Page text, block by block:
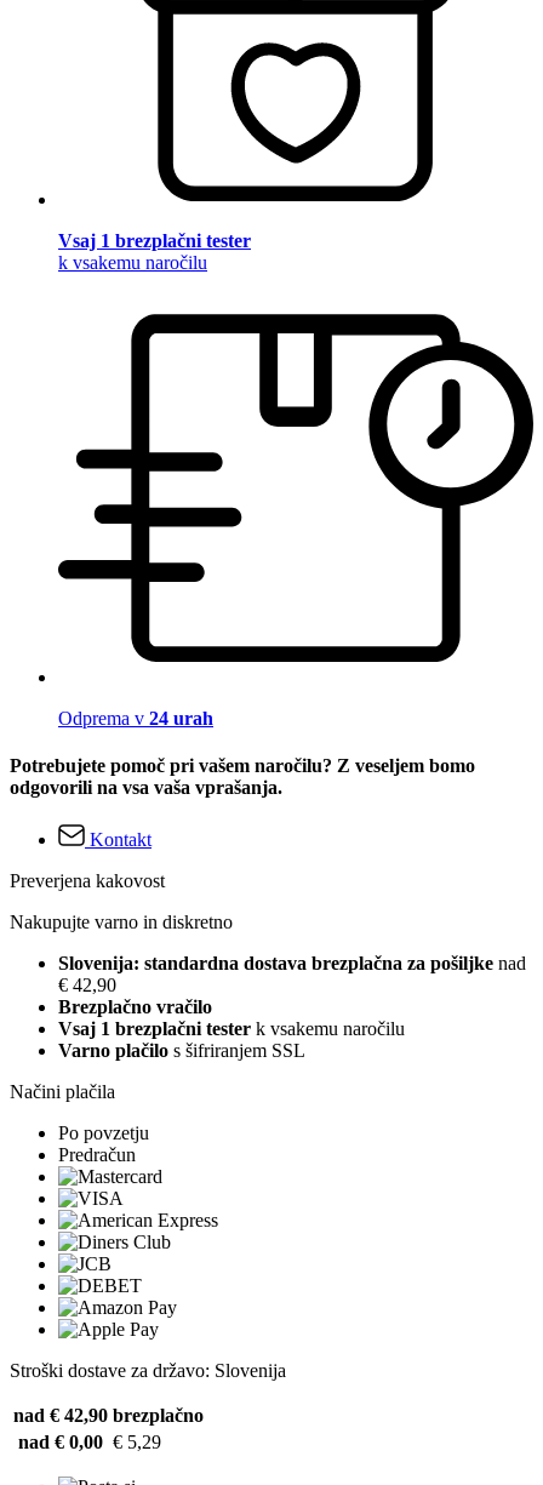
Vsaj 1 brezplačni tester
k vsakemu naročilu
Odprema v 24 urah
Potrebujete pomoč pri vašem naročilu? Z veseljem bomo
odgovorili na vsa vaša vprašanja.
Kontakt
Preverjena kakovost
Nakupujte varno in diskretno
Slovenija: standardna dostava brezplačna za pošiljke nad
€ 42,90
Brezplačno vračilo
Vsaj 1 brezplačni tester k vsakemu naročilu
Varno plačilo s šifriranjem SSL
Načini plačila
Po povzetju
Predračun
Stroški dostave za državo: Slovenija
nad € 42,90 brezplačno
nad € 0,00 € 5,29